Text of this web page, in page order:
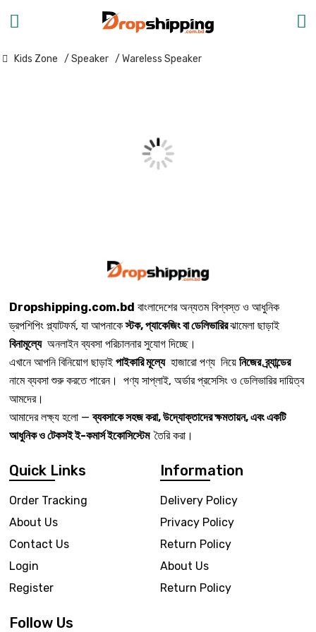
Kids Zone / Speaker / Wareless Speaker
Dropshipping.com.bd বাংলাদেশের অন্যতম বিশ্বস্ত ও আধুনিক
ড্রপশিপিং প্ল্যাটফর্ম, যা আপনাকেস্টক, প্যাকেজিং বা ডেলিভারিরঝামেলা ছাড়াই
বিনামূল্যেঅনলাইন ব্যবসা পরিচালনার সুযোগ দিচ্ছে।
এখানে আপনি বিনিয়োগ ছাড়াই পাইকারি মূল্যেহাজারো পণ্য নিয়ে নিজের ব্র্যান্ডের
নামে ব্যবসা শুরু করতে পারেন। পণ্য সাপ্লাই, অর্ডার প্রসেসিং ও ডেলিভারির দায়িত্ব
আমদের।
আমাদের লক্ষ্য হলো —ব্যবসাকে সহজ করা, উদ্যোক্তাদের ক্ষমতায়ন, এবং একটি
আধুনিক ও টেকসই ই-কমার্স ইকোসিস্টেম তৈরি করা।
Quick Links
Order Tracking
About Us
Contact Us
Login
Register
Information
Delivery Policy
Privacy Policy
Return Policy
About Us
Return Policy
Follow Us